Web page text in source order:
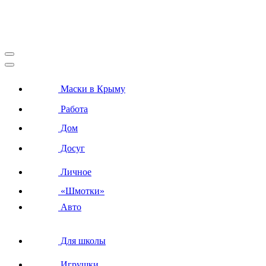
Маски в Крыму
Работа
Дом
Досуг
Личное
«Шмотки»
Авто
Для школы